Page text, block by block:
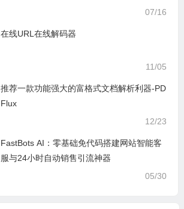
07/16
在线URL在线解码器
11/05
推荐一款功能强大的富格式文档解析利器-PD
Flux
12/23
FastBots AI：零基础免代码搭建网站智能客
服与24小时自动销售引流神器
05/30